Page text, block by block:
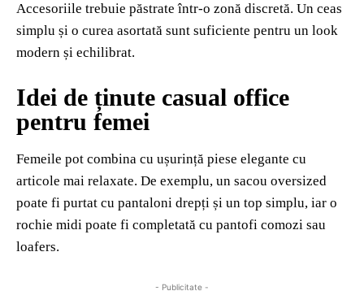
Accesoriile trebuie păstrate într-o zonă discretă. Un ceas
simplu și o curea asortată sunt suficiente pentru un look
modern și echilibrat.
Idei de ținute casual office
pentru femei
Femeile pot combina cu ușurință piese elegante cu
articole mai relaxate. De exemplu, un sacou oversized
poate fi purtat cu pantaloni drepți și un top simplu, iar o
rochie midi poate fi completată cu pantofi comozi sau
loafers.
- Publicitate -